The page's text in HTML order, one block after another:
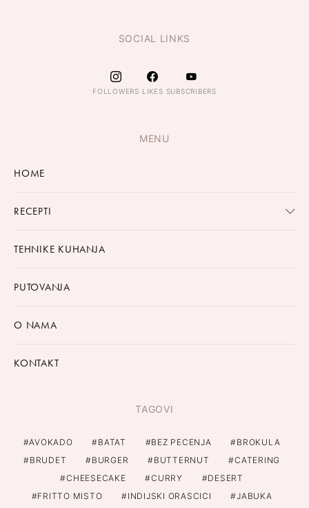
SOCIAL LINKS
FOLLOWERS LIKES SUBSCRIBERS
MENU
HOME
RECEPTI
TEHNIKE KUHANJA
PUTOVANJA
O NAMA
KONTAKT
TAGOVI
AVOKADO BATAT BEZ PECENJA
BROKULA
BRUDET
BURGER BUTTERNUT
CATERING
CHEESECAKE
CURRY
DESERT
FRITTO MISTO
INDIJSKI ORASCICI
JABUKA